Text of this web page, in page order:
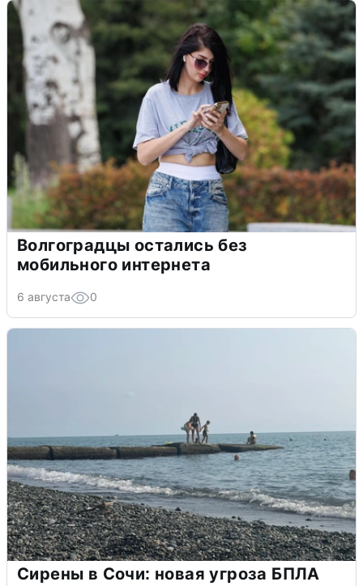
Волгоградцы остались без
мобильного интернета
6 августа 0
Сирены в Сочи: новая угроза БПЛА